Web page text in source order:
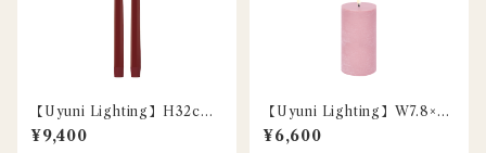
【Uyuni Lighting】H32cm /
LEDスリムテーパーキャンド
ル / レッド / 2本セット
¥9,400
【Uyuni Lighting】W7.8×H
15.2cm / LEDピラーキャンド
ル / ダスティローズ
¥6,600